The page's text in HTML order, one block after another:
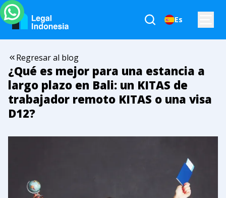
Es
Regresar al blog
¿Qué es mejor para una estancia a
largo plazo en Bali: un KITAS de
trabajador remoto KITAS o una visa
D12?